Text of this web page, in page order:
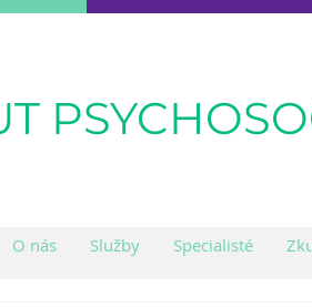
O nás Služby Specialisté